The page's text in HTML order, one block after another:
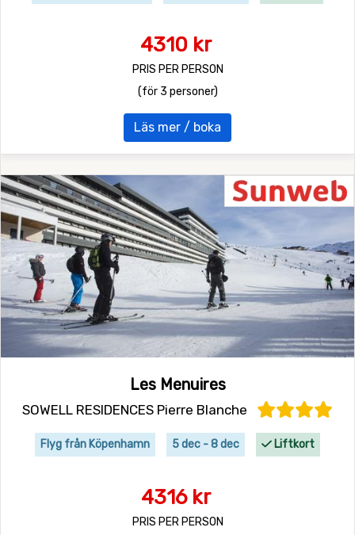
4310 kr
PRIS PER PERSON
(för 3 personer)
Läs mer / boka
Les Menuires
SOWELL RESIDENCES Pierre Blanche
Flyg från Köpenhamn 5 dec - 8 dec Liftkort
4316 kr
PRIS PER PERSON